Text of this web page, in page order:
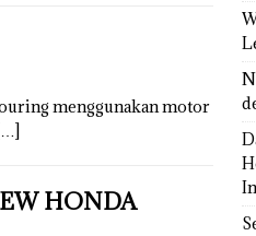
menggunakan motor
[…]
HONDA